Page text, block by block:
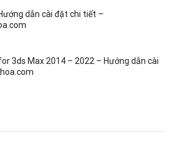
dẫn cài đặt chi tiết –
3ds Max 2014 – 2022 – Hướng dẫn cài